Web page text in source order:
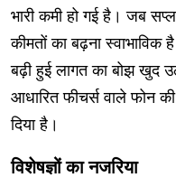
भारी कमी हो गई है। जब
कीमतों का बढ़ना
बढ़ी हुई लागत का बोझ खुद
आधारित फीचर्स वाले फोन
दिया है।
विशेषज्ञों का नजरिया